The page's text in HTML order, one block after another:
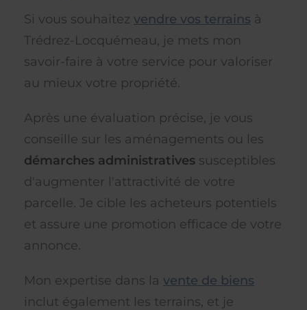
Si vous souhaitez vendre vos terrains à
Trédrez-Locquémeau, je mets mon
savoir-faire à votre service pour valoriser
au mieux votre propriété.
Après une évaluation précise, je vous
conseille sur les aménagements ou les
démarches administratives susceptibles
d'augmenter l'attractivité de votre
parcelle. Je cible les acheteurs potentiels
et assure une promotion efficace de votre
annonce.
Mon expertise dans la vente de biens
inclut également les terrains, et je